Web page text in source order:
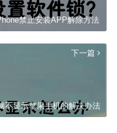
禁止安装APP解除方法
下一篇
不显示苹果手机的解决办法